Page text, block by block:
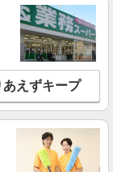
を見る
大・専門卒：基本
円 ※上記
あえずキープ